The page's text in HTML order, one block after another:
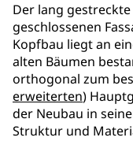
Der lang
geschlossenen
Kopfbau liegt an
alten Bäumen
orthogonal zum
erweiterten)
der Neubau in
Struktur und